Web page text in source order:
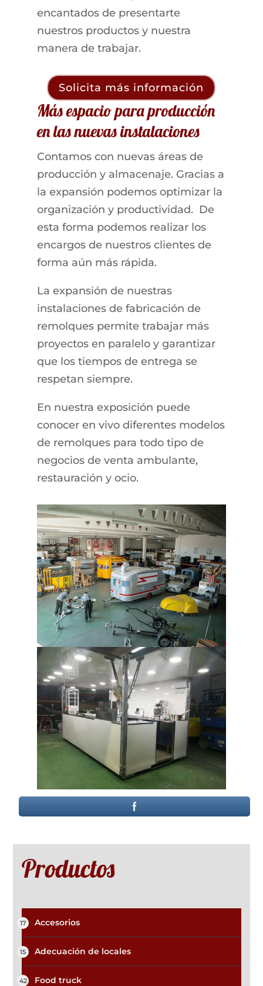
encantados de presentarte
nuestros productos y nuestra
manera de trabajar.
Solicita más información
Más espacio para producción
en las nuevas instalaciones
Contamos con nuevas áreas de
producción y almacenaje. Gracias a
la expansión podemos optimizar la
organización y productividad. De
esta forma podemos realizar los
encargos de nuestros clientes de
forma aún más rápida.
La expansión de nuestras
instalaciones de fabricación de
remolques permite trabajar más
proyectos en paralelo y garantizar
que los tiempos de entrega se
respetan siempre.
En nuestra exposición puede
conocer en vivo diferentes modelos
de remolques para todo tipo de
negocios de venta ambulante,
restauración y ocio.
Productos
Accesorios
17
Adecuación de locales
15
Food truck
42